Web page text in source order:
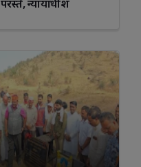
परस्ते, न्यायाधीश
Aquarius